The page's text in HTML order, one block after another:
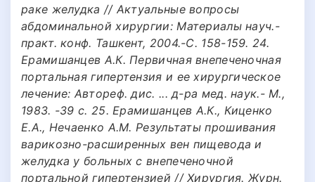
раке желудка // Актуальные вопросы
абдоминальной хирургии: Материалы науч.-
практ. конф. Ташкент, 2004.-С. 158-159. 24.
Ерамишанцев А.К. Первичная внепеченочная
портальная гипертензия и ее хирургическое
лечение: Автореф. дис. ... д-ра мед. наук.- М.,
1983. -39 с. 25. Ерамишанцев А.К., Киценко
Е.А., Нечаенко А.М. Результаты прошивания
варикозно-расширенных вен пищевода и
желудка у больных с внепеченочной
портальной гипертензией // Хирургия. Журн.